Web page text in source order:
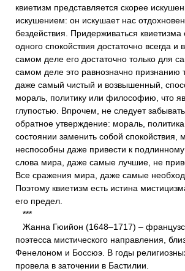
квиетизм представляется скорее
искушением: он искушает нас
бездействия. Придерживаться квиетизма
одного спокойствия достаточно всегда и
самом деле его достаточно только для
самом деле это равнозначно признанию
даже самый чистый и возвышенный,
мораль, политику или философию, что
глупостью. Впрочем, не следует
обратное утверждение: мораль,
состоянии заменить собой спокойствия,
неспособны даже привести к
слова мира, даже самые лучшие, не
Все сражения мира, даже самые
Поэтому квиетизм есть истина
его предел.
***
Жанна Гюийон (1648–1717) –
поэтесса мистического направления,
Фенелоном и Боссюэ. В годы
провела в заточении в Бастилии.